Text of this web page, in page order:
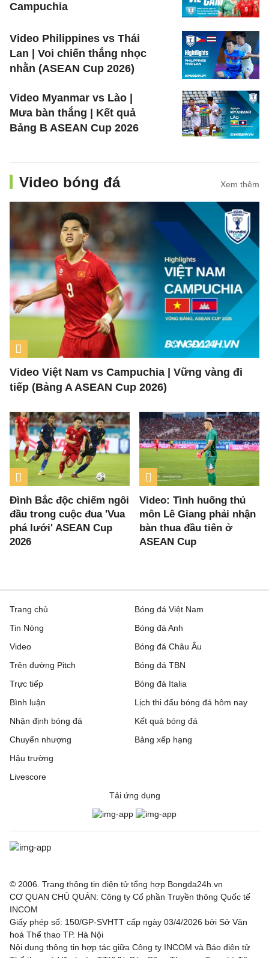
Campuchia
Video Philippines vs Thái
Lan | Voi chiến thắng nhọc
nhằn (ASEAN Cup 2026)
Video Myanmar vs Lào |
Mưa bàn thắng | Kết quả
Bảng B ASEAN Cup 2026
Video bóng đá Xem thêm
Video Việt Nam vs Campuchia | Vững vàng đi
tiếp (Bảng A ASEAN Cup 2026)
Đình Bắc độc chiếm ngôi
đầu trong cuộc đua 'Vua
phá lưới' ASEAN Cup
2026
Video: Tình huống thủ
môn Lê Giang phải nhận
bàn thua đầu tiên ở
ASEAN Cup
Trang chủ
Tin Nóng
Video
Trên đường Pitch
Trực tiếp
Bóng đá Việt Nam
Bóng đá Anh
Bóng đá Châu Âu
Bóng đá TBN
Bóng đá Italia
Bình luận
Nhận định bóng đá
Chuyển nhượng
Hậu trường
Livescore
Lịch thi đấu bóng đá hôm nay
Kết quả bóng đá
Bảng xếp hạng
Tải ứng dụng
© 2006. Trang thông tin điện tử tổng hợp Bongda24h.vn
CƠ QUAN CHỦ QUẢN: Công ty Cổ phần Truyền thông Quốc tế
INCOM
Giấy phép số: 150/GP-SVHTT cấp ngày 03/4/2026 bởi Sở Văn
hoá Thể thao TP. Hà Nội
Nội dung thông tin hợp tác giữa Công ty INCOM và Báo điện tử